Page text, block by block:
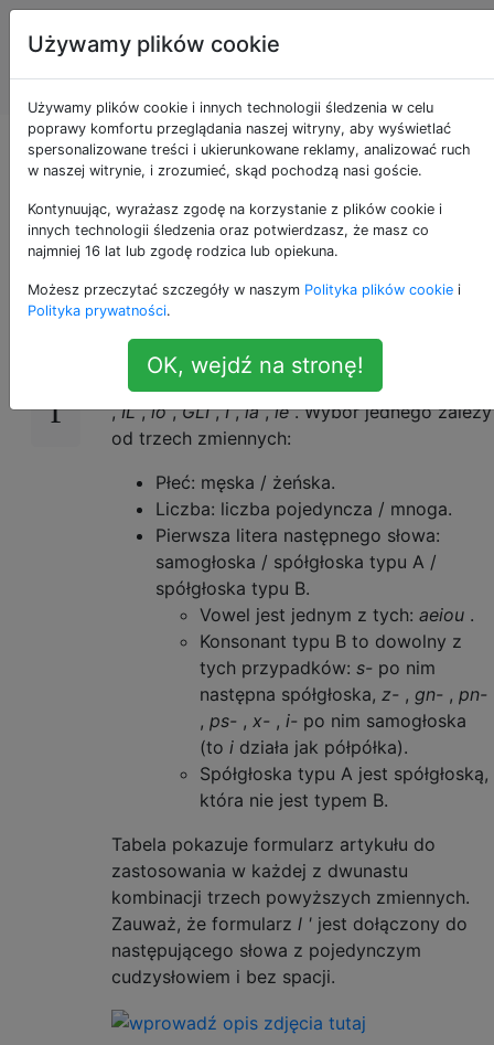
Programowanie
puzzli i Code
Golf
Programuję puzzle,
golf kod
21 tło
Włoski określony artykuł (odpowiadające
angielskim
) ma siedem różnych formach:
,IL,lo,GLI,I,la,le. Wybór jednego zależy
od trzech zmiennych:
Płeć: męska / żeńska.
Liczba: liczba pojedyncza / mnoga.
Pierwsza litera następnego słowa:
samogłoska / spółgłoska typu A /
spółgłoska typu B.
Vowel jest jednym z tych: aeiou .
Konsonant typu B to dowolny z
tych przypadków: s- po nim
następna spółgłoska, z- , gn- , pn-
, ps- , x- , i- po nim samogłoska
(to i działa jak półpółka).
Spółgłoska typu A jest spółgłoską,
która nie jest typem B.
Tabela pokazuje formularz artykułu do
zastosowania w każdej z dwunastu
kombinacji trzech powyższych zmiennych.
Zauważ, że formularz l ' jest dołączony do
następującego słowa z pojedynczym
cudzysłowiem i bez spacji.
Używamy plików cookie
Używamy plików cookie i innych technologii śledzenia w celu
poprawy komfortu przeglądania naszej witryny, aby wyświetlać
spersonalizowane treści i ukierunkowane reklamy, analizować ruch
w naszej witrynie, i zrozumieć, skąd pochodzą nasi goście.
Kontynuując, wyrażasz zgodę na korzystanie z plików cookie i
innych technologii śledzenia oraz potwierdzasz, że masz co
najmniej 16 lat lub zgodę rodzica lub opiekuna.
Możesz przeczytać szczegóły w naszym Polityka plików cookie i
Polityka prywatności.
OK, wejdź na stronę!